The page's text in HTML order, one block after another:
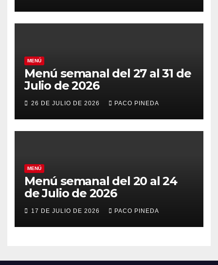
MENÚ
Menú semanal del 27 al 31 de
Julio de 2026
26 DE JULIO DE 2026 PACO PINEDA
MENÚ
Menú semanal del 20 al 24
de Julio de 2026
17 DE JULIO DE 2026 PACO PINEDA